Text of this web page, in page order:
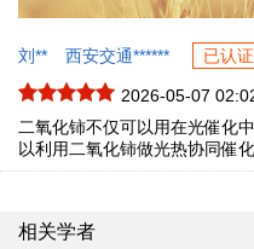
刘** 西安交通****** 已认
2026-05-07
二氧化铈不仅可以用在光催化
以利用二氧化铈做光热协同催化
相关学者